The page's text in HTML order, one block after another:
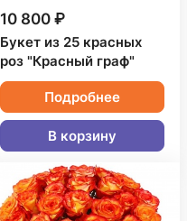
10 800 ₽
Букет из 25 красных
роз "Красный граф"
Подробнее
В корзину